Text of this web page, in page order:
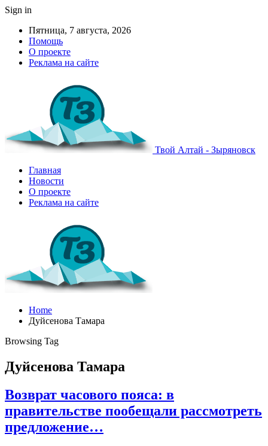
Sign in
Пятница, 7 августа, 2026
Помощь
О проекте
Реклама на сайте
Твой Алтай - Зыряновск
Главная
Новости
О проекте
Реклама на сайте
Home
Дуйсенова Тамара
Browsing Tag
Дуйсенова Тамара
Возврат часового пояса: в
правительстве пообещали рассмотреть
предложение…